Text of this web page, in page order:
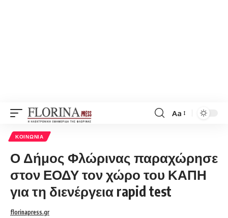
Font
Aa
ΚΟΙΝΩΝΊΑ
Ο Δήμος Φλώρινας παραχώρησε
στον ΕΟΔΥ τον χώρο του ΚΑΠΗ
για τη διενέργεια rapid test
florinapress.gr